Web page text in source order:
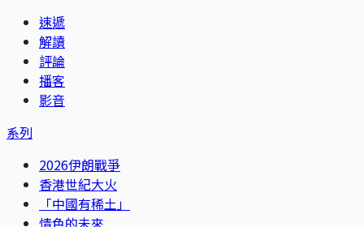
速遞
解讀
評論
播客
影音
系列
2026伊朗戰爭
香港世紀大火
「中國有稀土」
情色的未來